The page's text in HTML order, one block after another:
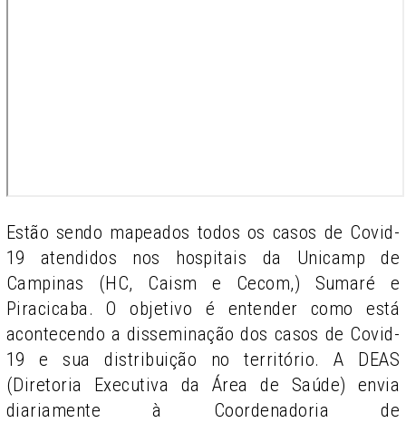
Estão sendo mapeados todos os casos de Covid-
19 atendidos nos hospitais da Unicamp de
Campinas (HC, Caism e Cecom,) Sumaré e
Piracicaba. O objetivo é entender como está
acontecendo a disseminação dos casos de Covid-
19 e sua distribuição no território. A DEAS
(Diretoria Executiva da Área de Saúde) envia
diariamente à Coordenadoria de